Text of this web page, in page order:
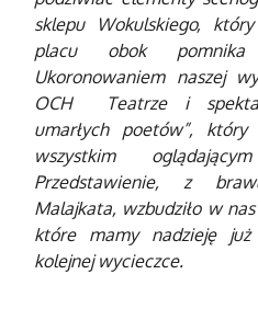
sklepu Wokulskiego,
placu obok pomnika
Ukoronowaniem naszej
OCH Teatrze i
umarłych poetów”,
wszystkim
Przedstawienie, z
Malajkata, wzbudziło w
które mamy nadzieję
kolejnej wycieczce.